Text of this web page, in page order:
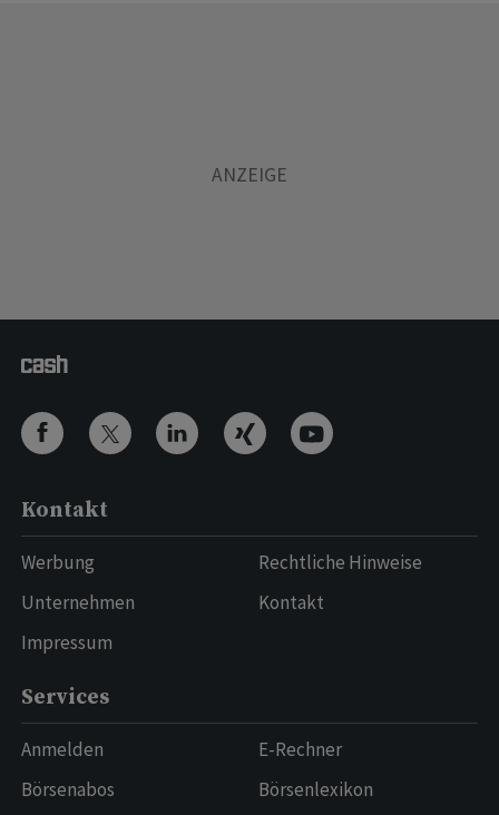
Kontakt
Werbung
Unternehmen
Impressum
Rechtliche Hinweise
Kontakt
Services
Anmelden
Börsenabos
E-Rechner
Börsenlexikon